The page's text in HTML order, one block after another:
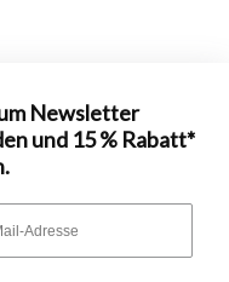
Newsletter
und 15 % Rabatt*